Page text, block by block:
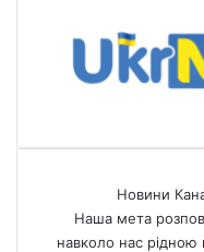
Новини
Наша мета
навколо нас рідною